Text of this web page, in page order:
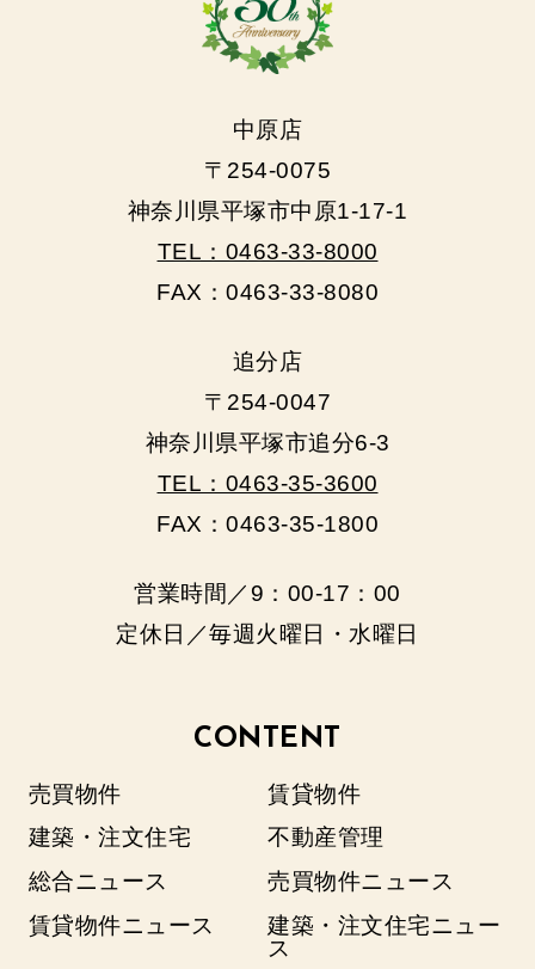
中原店
〒254-0075
神奈川県平塚市中原1-17-1
TEL：0463-33-8000
FAX：0463-33-8080
追分店
〒254-0047
神奈川県平塚市追分6-3
TEL：0463-35-3600
FAX：0463-35-1800
営業時間／9：00‐17：00
定休日／毎週火曜日・水曜日
CONTENT
売買物件
賃貸物件
建築・注文住宅
不動産管理
総合ニュース
売買物件ニュース
賃貸物件ニュース
建築・注文住宅ニュー
ス